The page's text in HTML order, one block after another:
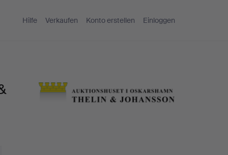
Hilfe Verkaufen Konto erstellen Einloggen